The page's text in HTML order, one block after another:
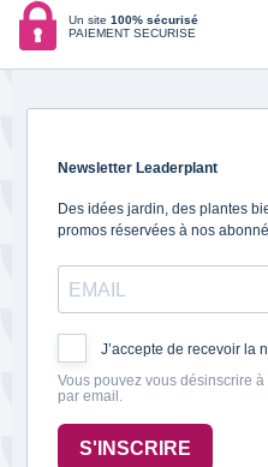
Un site 100% sécurisé
PAIEMENT SECURISE
Newsletter Leaderplant
Des idées jardin, des plantes
promos réservées à nos
J’accepte de recevoir la
Vous pouvez vous désinscrire
par email.
S'INSCRIRE